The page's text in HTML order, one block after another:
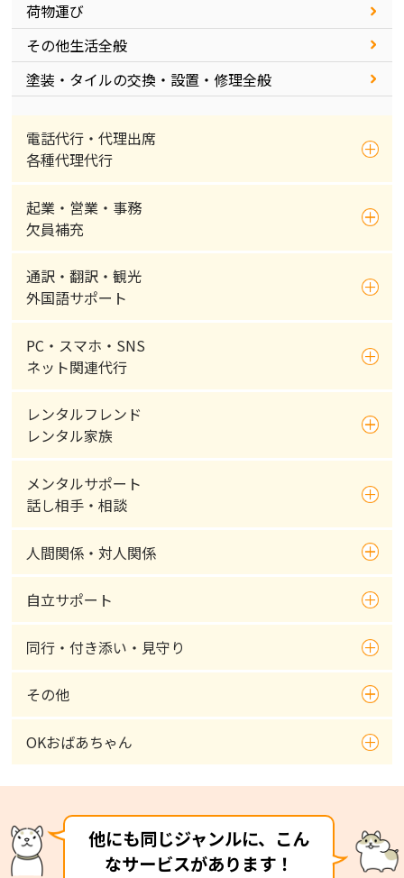
荷物運び
その他生活全般
塗装・タイルの交換・設置・修理全般
電話代行・代理出席
各種代理代行
起業・営業・事務
欠員補充
通訳・翻訳・観光
外国語サポート
PC・スマホ・SNS
ネット関連代行
レンタルフレンド
レンタル家族
メンタルサポート
話し相手・相談
人間関係・対人関係
自立サポート
同行・付き添い・見守り
その他
OKおばあちゃん
他にも同じジャンルに、こん
なサービスがあります！